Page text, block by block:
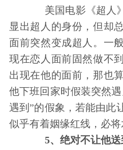
美国电影《超人》
显出超人的身份，但却
面前突然变成超人。一
现在恋人面前固然做不
出现在他的面前，那也
他下班回家时假装突然
遇到”的假象，若能由此
似乎有着姻缘红线，必将
5、绝对不让他送